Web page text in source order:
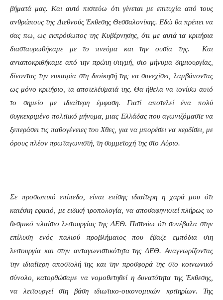
βήματά μας. Και αυτό πιστεύω ότι γίνεται με επιτυχία από τους
ανθρώπους της Διεθνούς Έκθεσης Θεσσαλονίκης. Εδώ θα πρέπει να
σας πω, ως εκπρόσωπος της Κυβέρνησης, ότι με αυτά τα κριτήρια
διασταυρωθήκαμε με το πνεύμα και την ουσία της. Και
ανταποκριθήκαμε από την πρώτη στιγμή, στο μήνυμα δημιουργίας,
δίνοντας την ευκαιρία στη διοίκησή της να συνεχίσει, λαμβάνοντας
ως μόνο κριτήριο, τα αποτελέσματά της. Θα ήθελα να τονίσω αυτό
το σημείο με ιδιαίτερη έμφαση. Γιατί αποτελεί ένα πολύ
συγκεκριμένο πολιτικό μήνυμα, μιας Ελλάδας που αγωνιζόμαστε να
ξεπεράσει τις παθογένειες του Χθες, για να μπορέσει να κερδίσει, με
όρους πλέον πρωταγωνιστή, τη συμμετοχή της στο Αύριο.
Σε προσωπικό επίπεδο, είναι επίσης ιδιαίτερη η χαρά μου ότι
κατέστη εφικτό, με ειδική τροπολογία, να αποσαφηνιστεί πλήρως το
θεσμικό πλαίσιο λειτουργίας της ΔΕΘ. Πιστεύω ότι συνέβαλα στην
επίλυση ενός παλιού προβλήματος που έβαζε εμπόδια στη
λειτουργία και στην ανταγωνιστικότητα της ΔΕΘ. Αναγνωρίζοντας
την ιδιαίτερη αποστολή της και την προσφορά της στο κοινωνικό
σύνολο, κατορθώσαμε να νομοθετηθεί η δυνατότητα της Έκθεσης,
να λειτουργεί στη βάση ιδιωτικο-οικονομικών κριτηρίων. Της